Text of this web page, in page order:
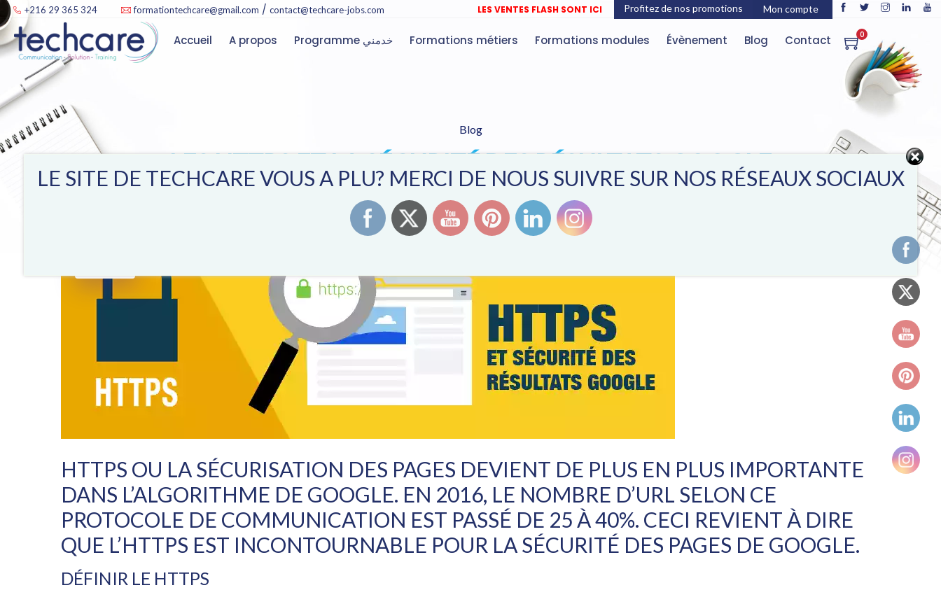
+216 29 365 324 formationtechcare@gmail.com / contact@techcare-jobs.com Mon compte
LES VENTES FLASH SONT ICI
Accueil A propos Formations métiers Formations modules Évènement Blog Contact
Profitez de nos promotions
0
Blog
LES HTTPS ET LA SÉCURITÉ DES RÉSULTATS GOOGLE
HTTPS OU LA SÉCURISATION DES PAGES DEVIENT DE PLUS EN PLUS IMPORTANTE
DANS L’ALGORITHME DE GOOGLE. EN 2016, LE NOMBRE D’URL SELON CE
PROTOCOLE DE COMMUNICATION EST PASSÉ DE 25 À 40%. CECI REVIENT À DIRE
QUE L’HTTPS EST INCONTOURNABLE POUR LA SÉCURITÉ DES PAGES DE GOOGLE.
DÉFINIR LE HTTPS
LE SITE DE TECHCARE VOUS A PLU? MERCI DE NOUS SUIVRE SUR NOS RÉSEAUX SOCIAUX